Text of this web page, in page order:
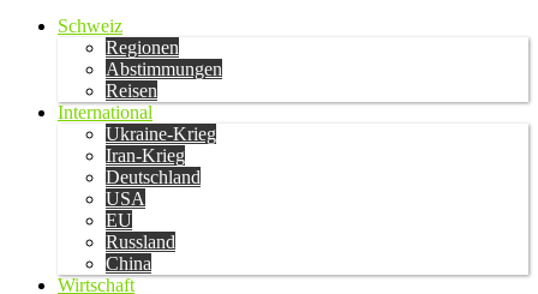
Schweiz
Regionen
Abstimmungen
Reisen
International
Ukraine-Krieg
Iran-Krieg
Deutschland
USA
EU
Russland
China
Wirtschaft